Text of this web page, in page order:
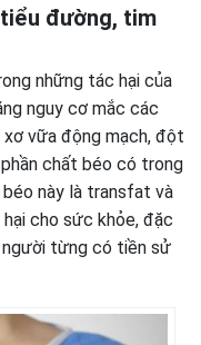
đường, tim
những tác hại của
nguy cơ mắc các
vữa động mạch, đột
phần chất béo có trong
béo này là transfat và
cho sức khỏe, đặc
từng có tiền sử